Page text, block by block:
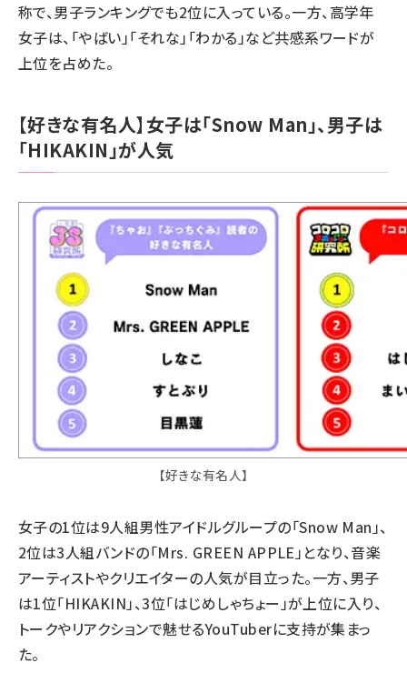
称で、男子ランキングでも2位に入っている。一方、高学年
女子は、「やばい」「それな」「わかる」など共感系ワードが
上位を占めた。
【好きな有名人】女子は「Snow Man」、男子は
「HIKAKIN」が人気
【好きな有名人】
女子の1位は9人組男性アイドルグループの「Snow Man」、
2位は3人組バンドの「Mrs. GREEN APPLE」となり、音楽
アーティストやクリエイターの人気が目立った。一方、男子
は1位「HIKAKIN」、3位「はじめしゃちょー」が上位に入り、
トークやリアクションで魅せるYouTuberに支持が集まっ
た。